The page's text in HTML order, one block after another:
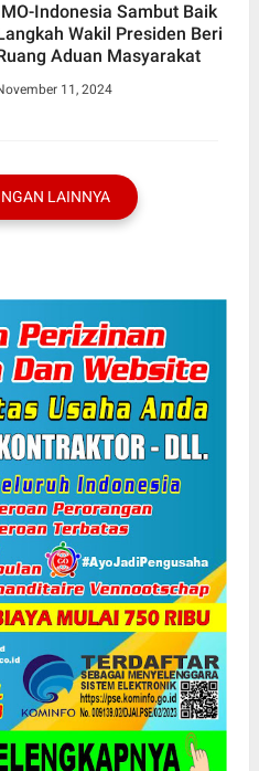
Indonesia Sambut Baik
Wakil Presiden Beri
Aduan Masyarakat
11, 2024
LAINNYA